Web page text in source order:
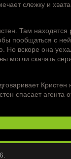
слежку и
Там находятся
пообщаться с
вскоре она
могли скачать
спасает агента